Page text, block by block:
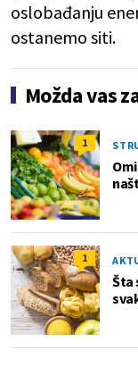
oslobađanju
ostanemo siti.
Možda vas
1
1
Šta